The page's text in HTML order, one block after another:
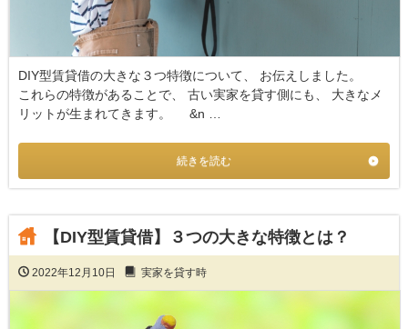
DIY型賃貸借の大きな３つ特徴について、 お伝えしました。
これらの特徴があることで、 古い実家を貸す側にも、 大きなメ
リットが生まれてきます。 &n …
続きを読む
【DIY型賃貸借】３つの大きな特徴とは？
2022年12月10日 実家を貸す時